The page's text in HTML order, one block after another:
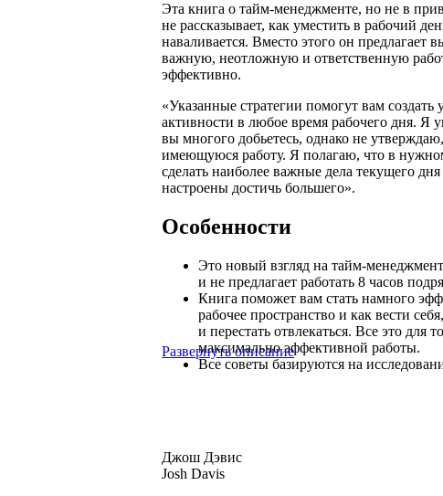
Эта книга о тайм-менеджменте, но не в
не рассказывает, как уместить в рабочий
наваливается. Вместо этого он предлагает
важную, неотложную и ответственную
эффективно.
«Указанные стратегии помогут вам
активности в любое время рабочего дня. Я
вы многого добьетесь, однако не
имеющуюся работу. Я полагаю, что в
сделать наиболее важные дела текущего
настроены достичь большего».
Особенности
Это новый взгляд на тайм-
и не предлагает работать 8 часов
Книга поможет вам стать намного
рабочее пространство и как вести
и перестать отвлекаться. Все это для
максимально эффективной работы.
Все советы базируются на
Развернуть описание
Джош Дэвис
Josh Davis